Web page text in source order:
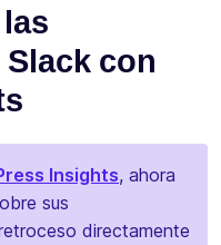
con
Insights, ahora
sus
directamente